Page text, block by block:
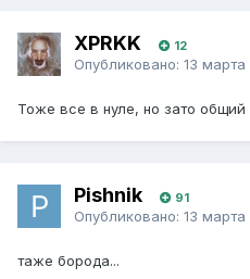
XPRKK 12
Опубликовано: 13 марта
Тоже все в нуле, но зато общий
Pishnik 91
Опубликовано: 13 марта
таже борода...